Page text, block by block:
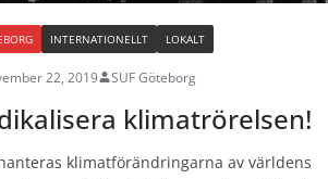
INTERNATIONELLT LOKALT
22, 2019 SUF Göteborg
klimatrörelsen!
klimatförändringarna av världens